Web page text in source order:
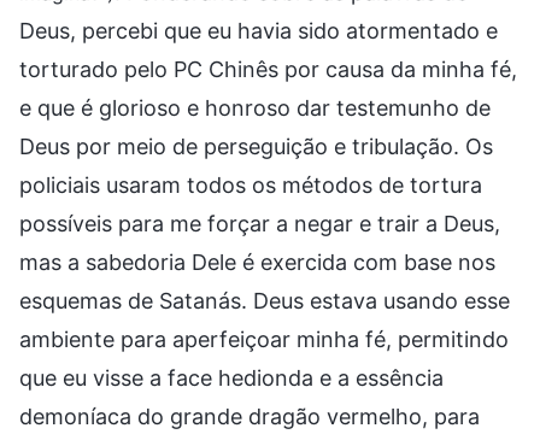
Deus, percebi que eu havia sido atormentado e
torturado pelo PC Chinês por causa da minha fé,
e que é glorioso e honroso dar testemunho de
Deus por meio de perseguição e tribulação. Os
policiais usaram todos os métodos de tortura
possíveis para me forçar a negar e trair a Deus,
mas a sabedoria Dele é exercida com base nos
esquemas de Satanás. Deus estava usando esse
ambiente para aperfeiçoar minha fé, permitindo
que eu visse a face hedionda e a essência
demoníaca do grande dragão vermelho, para